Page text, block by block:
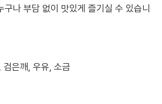
나 부담 없이 맛있게 즐기실 수 있습니
검은깨, 우유, 소금